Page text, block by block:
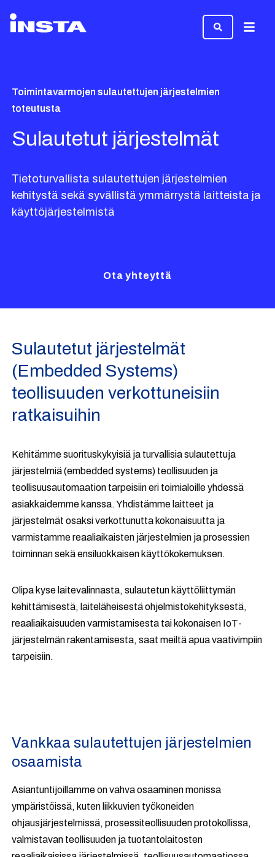
Toimintavarmojen sulautettujen järjestelmien
toteutusta
Sulautetut järjestelmät
Tietoturvallista sulautettujen järjestelmien
kehitystä sekä syvällistä ymmärrystä laitteista ja
käyttöjärjestelmistä
Ota yhteyttä
Sulautetut järjestelmät
(Embedded Systems)
teollisuuden verkottuneisiin
ratkaisuihin
Kehitämme suorituskykyisiä ja turvallisia sulautettuja
järjestelmiä (embedded systems) teollisuuden ja
teollisuusautomaation tarpeisiin eri toimialoille yhdessä
asiakkaidemme kanssa. Yhdistämme laitteet ja
järjestelmät osaksi verkottunutta kokonaisuutta ja
varmistamme reaaliaikaisten järjestelmien ja prosessien
toiminnan sekä ensiluokkaisen käyttökokemuksen.
Olipa kyse laitevalinnasta, sulautetun käyttöliittymän
kehittämisestä, laiteläheisestä ohjelmistokehityksestä,
reaaliaikaisuuden varmistamisesta tai kokonaisen IoT-
järjestelmän rakentamisesta, saat meiltä apua vaativimpiin
tarpeisiin.
Vankkaa sulautettujen järjestelmien
osaamista
Asiantuntijoillamme on vahva osaaminen monissa
ympäristöissä, kuten liikkuvien työkoneiden
ohjausjärjestelmissä, prosessiteollisuuden protokollissa,
valmistavan teollisuuden ja tuotantolaitosten